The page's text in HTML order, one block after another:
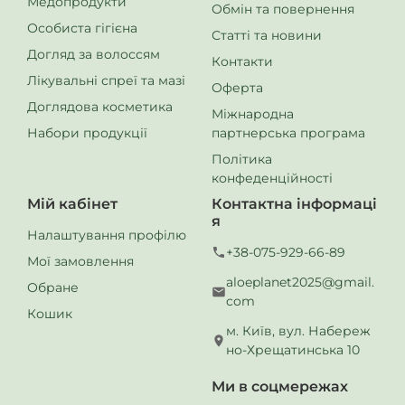
Поля Зелені
— натуральна суміш з трав і зелені для
комплексного впливу на травну систему та
детоксикації організму.
Продукти Форевер Лівінг Продакт для травнево-кишкового
тракту особливо рекомендовані:
при порушеннях травлення
у період незбалансованого харчування
для підтримки природної мікрофлори кишечника
при відчутті тяжкості або здуття
для щоденної підтримки здоров’я шлунково-
кишкового тракту
Підтримка травної системи починається зсередини.
Вітаміни і мінерали Форевер Лівінг Продакт забезпечують
організм усім необхідним для нормального травлення,
засвоєння нутрієнтів та загального самопочуття щодня.
Особиста гігієна
Догляд за волоссям
Лікувальні спреї та мазі
Доглядова косметика
Набори продукції
Обмін та повернення
Статті та новини
Контакти
Оферта
Міжнародна
партнерська програма
Політика
конфеденційності
Мій кабінет
Налаштування профілю
Мої замовлення
Обране
Кошик
Контактна інформаці
я
+38-075-929-66-89
aloeplanet2025@gmail.
com
м. Київ, вул. Набереж
но-Хрещатинська 10
Ми в соцмережах